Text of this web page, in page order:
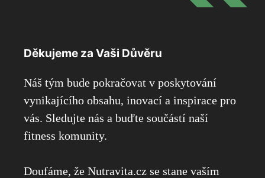
Děkujeme za Vaši Důvěru
Náš tým bude pokračovat v poskytování
vynikajícího obsahu, inovací a inspirace pro
vás. Sledujte nás a buďte součástí naší
fitness komunity.
Doufáme, že Nutravita.cz se stane vaším